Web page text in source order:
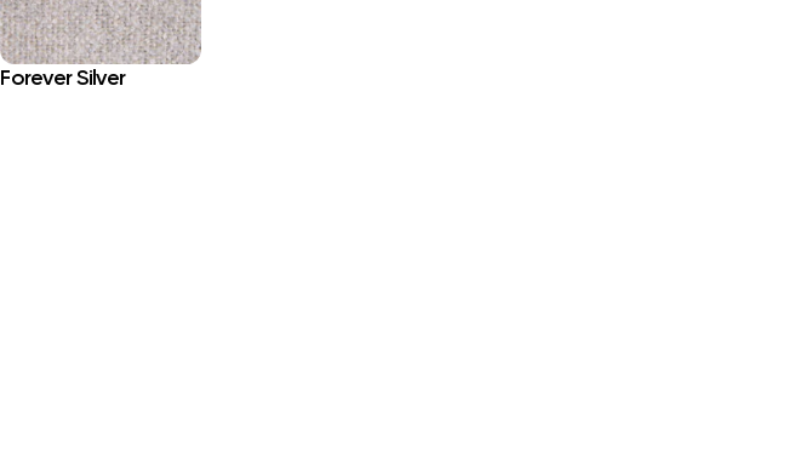
Forever Silver